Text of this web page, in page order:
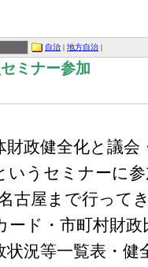
自治 | 地方自治 |
ミナー参加
財政健全化と議会
いうセミナーに
古屋まで行って
ード・市町村財
状況等一覧表・健